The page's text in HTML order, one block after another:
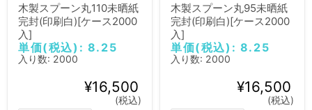
木製スプーン丸110未晒紙
完封(印刷白)[ケース2000
入]
単価(税込): 8.25
入り数: 2000
¥16,500
(税込)
木製スプーン丸95未晒紙
完封(印刷白)[ケース2000
入]
単価(税込): 8.25
入り数: 2000
¥16,500
(税込)